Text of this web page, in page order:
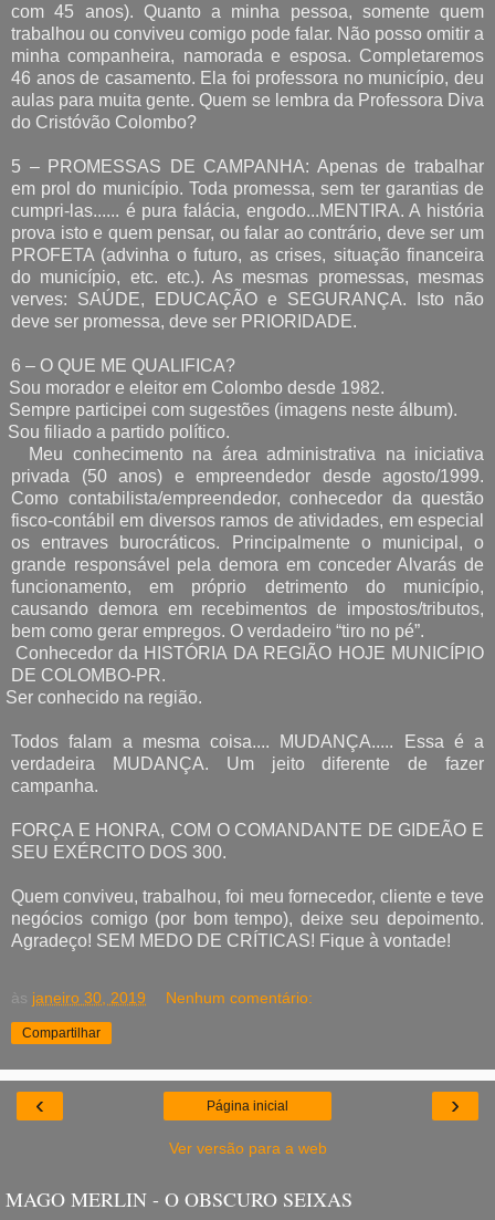
com 45 anos). Quanto a minha pessoa, somente quem
trabalhou ou conviveu comigo pode falar. Não posso omitir a
minha companheira, namorada e esposa. Completaremos
46 anos de casamento. Ela foi professora no município, deu
aulas para muita gente. Quem se lembra da Professora Diva
do Cristóvão Colombo?
5 – PROMESSAS DE CAMPANHA: Apenas de trabalhar
em prol do município. Toda promessa, sem ter garantias de
cumpri-las...... é pura falácia, engodo...MENTIRA. A história
prova isto e quem pensar, ou falar ao contrário, deve ser um
PROFETA (advinha o futuro, as crises, situação financeira
do município, etc. etc.). As mesmas promessas, mesmas
verves: SAÚDE, EDUCAÇÃO e SEGURANÇA. Isto não
deve ser promessa, deve ser PRIORIDADE.
6 – O QUE ME QUALIFICA?
Sou morador e eleitor em Colombo desde 1982.
Sempre participei com sugestões (imagens neste álbum).
Sou filiado a partido político.
Meu conhecimento na área administrativa na iniciativa
privada (50 anos) e empreendedor desde agosto/1999.
Como contabilista/empreendedor, conhecedor da questão
fisco-contábil em diversos ramos de atividades, em especial
os entraves burocráticos. Principalmente o municipal, o
grande responsável pela demora em conceder Alvarás de
funcionamento, em próprio detrimento do município,
causando demora em recebimentos de impostos/tributos,
bem como gerar empregos. O verdadeiro “tiro no pé”.
Conhecedor da HISTÓRIA DA REGIÃO HOJE MUNICÍPIO
DE COLOMBO-PR.
Ser conhecido na região.
Todos falam a mesma coisa.... MUDANÇA..... Essa é a
verdadeira MUDANÇA. Um jeito diferente de fazer
campanha.
FORÇA E HONRA, COM O COMANDANTE DE GIDEÃO E
SEU EXÉRCITO DOS 300.
Quem conviveu, trabalhou, foi meu fornecedor, cliente e teve
negócios comigo (por bom tempo), deixe seu depoimento.
Agradeço! SEM MEDO DE CRÍTICAS! Fique à vontade!
às janeiro 30, 2019 Nenhum comentário:
Compartilhar
‹ ›
Página inicial
Ver versão para a web
MAGO MERLIN - O OBSCURO SEIXAS